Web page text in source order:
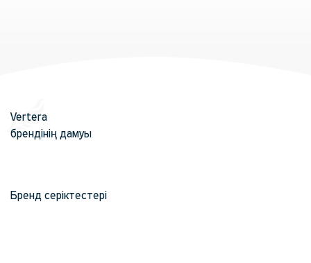
Vertera
брендінің дамуы
Бренд серіктестері